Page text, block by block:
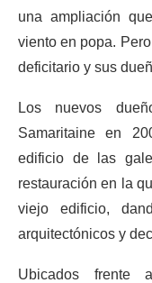
una ampliación
viento en popa.
deficitario y sus
Los nuevos
Samaritaine en
edificio de las
restauración en la
viejo edificio,
arquitectónicos y
Ubicados frente